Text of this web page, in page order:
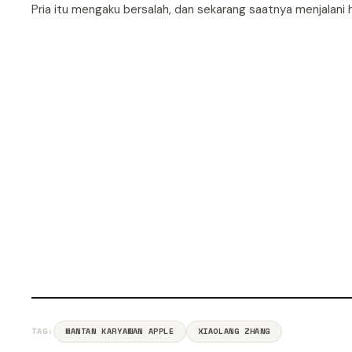
Pria itu mengaku bersalah, dan sekarang saatnya menjalani
TAG: MANTAN KARYAWAN APPLE XIAOLANG ZHANG